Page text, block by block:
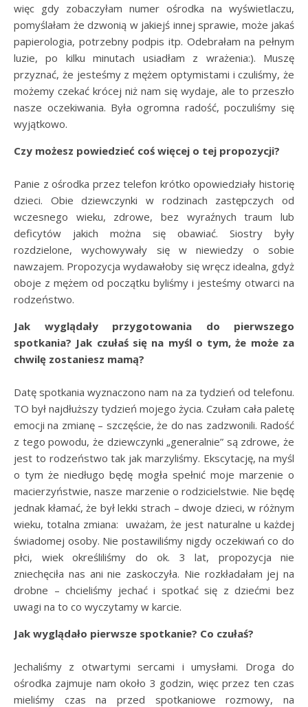
więc gdy zobaczyłam numer ośrodka na wyświetlaczu,
pomyślałam że dzwonią w jakiejś innej sprawie, może jakaś
papierologia, potrzebny podpis itp. Odebrałam na pełnym
luzie, po kilku minutach usiadłam z wrażenia:). Muszę
przyznać, że jesteśmy z mężem optymistami i czuliśmy, że
możemy czekać krócej niż nam się wydaje, ale to przeszło
nasze oczekiwania. Była ogromna radość, poczuliśmy się
wyjątkowo.
Czy możesz powiedzieć coś więcej o tej propozycji?
Panie z ośrodka przez telefon krótko opowiedziały historię
dzieci. Obie dziewczynki w rodzinach zastępczych od
wczesnego wieku, zdrowe, bez wyraźnych traum lub
deficytów jakich można się obawiać. Siostry były
rozdzielone, wychowywały się w niewiedzy o sobie
nawzajem. Propozycja wydawałoby się wręcz idealna, gdyż
oboje z mężem od początku byliśmy i jesteśmy otwarci na
rodzeństwo.
Jak wyglądały przygotowania do pierwszego
spotkania? Jak czułaś się na myśl o tym, że może za
chwilę zostaniesz mamą?
Datę spotkania wyznaczono nam na za tydzień od telefonu.
TO był najdłuższy tydzień mojego życia. Czułam cała paletę
emocji na zmianę – szczęście, że do nas zadzwonili. Radość
z tego powodu, że dziewczynki „generalnie” są zdrowe, że
jest to rodzeństwo tak jak marzyliśmy. Ekscytację, na myśl
o tym że niedługo będę mogła spełnić moje marzenie o
macierzyństwie, nasze marzenie o rodzicielstwie. Nie będę
jednak kłamać, że był lekki strach – dwoje dzieci, w różnym
wieku, totalna zmiana: uważam, że jest naturalne u każdej
świadomej osoby. Nie postawiliśmy nigdy oczekiwań co do
płci, wiek określiliśmy do ok. 3 lat, propozycja nie
zniechęciła nas ani nie zaskoczyła. Nie rozkładałam jej na
drobne – chcieliśmy jechać i spotkać się z dziećmi bez
uwagi na to co wyczytamy w karcie.
Jak wyglądało pierwsze spotkanie? Co czułaś?
Jechaliśmy z otwartymi sercami i umysłami. Droga do
ośrodka zajmuje nam około 3 godzin, więc przez ten czas
mieliśmy czas na przed spotkaniowe rozmowy, na